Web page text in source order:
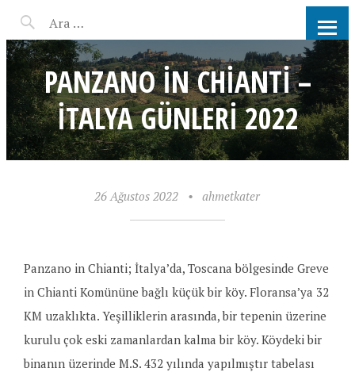
AHMET KATER KÖMÜR
ATEŞINDE BARBEKÜ, IZGARA,
MANGAL PARTISI
HIZMETLERI
PANZANO IN CHIANTI –
İTALYA GÜNLERI 2022
26 Ağustos 2022 • ahmetkater
Panzano in Chianti; İtalya’da, Toscana bölgesinde Greve
in Chianti Komününe bağlı küçük bir köy. Floransa’ya 32
KM uzaklıkta. Yeşilliklerin arasında, bir tepenin üzerine
kurulu çok eski zamanlardan kalma bir köy. Köydeki bir
binanın üzerinde M.S. 432 yılında yapılmıştır tabelası